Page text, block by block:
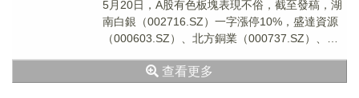
5月20日，A股有色板塊表現不俗，截至發稿，湖
南白銀（002716.SZ）一字漲停10%，盛達資源
（000603.SZ）、北方銅業（000737.SZ）、白
查看更多